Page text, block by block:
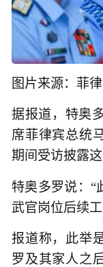
图片来源：菲
据报道，特奥
席菲律宾总统
期间受访披露这
特奥多罗说：“
武官岗位后续
报道称，此举
罗及其家人之